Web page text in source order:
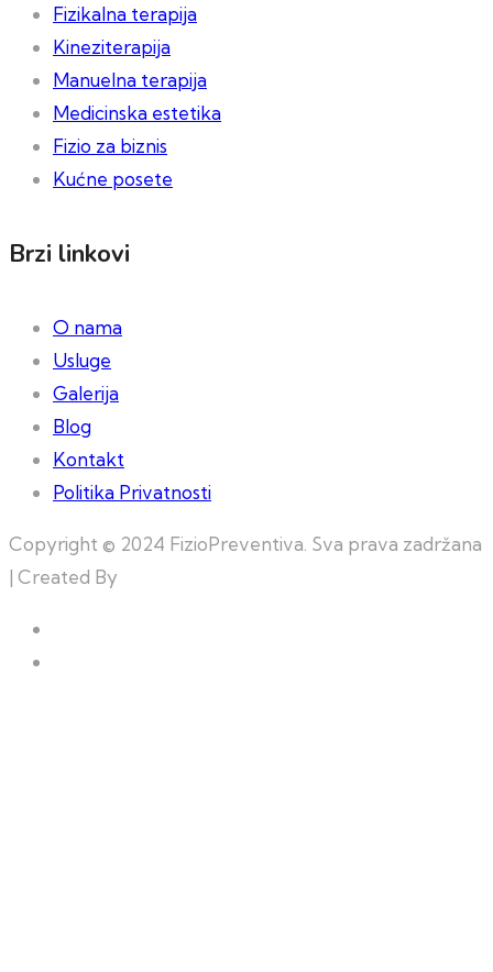
Fizikalna terapija
Kineziterapija
Manuelna terapija
Medicinska estetika
Fizio za biznis
Kućne posete
Brzi linkovi
O nama
Usluge
Galerija
Blog
Kontakt
Politika Privatnosti
Copyright © 2024 FizioPreventiva. Sva prava zadržana
| Created By